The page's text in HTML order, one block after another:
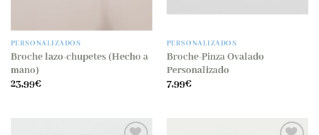
PERSONALIZADOS
Broche lazo-chupetes (Hecho a
mano)
23,99€
PERSONALIZADOS
Broche-Pinza Ovalado
Personalizado
7,99€